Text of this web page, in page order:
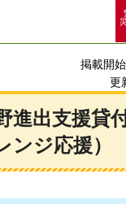
掲載開
更
進出支援貸
ンジ応援）